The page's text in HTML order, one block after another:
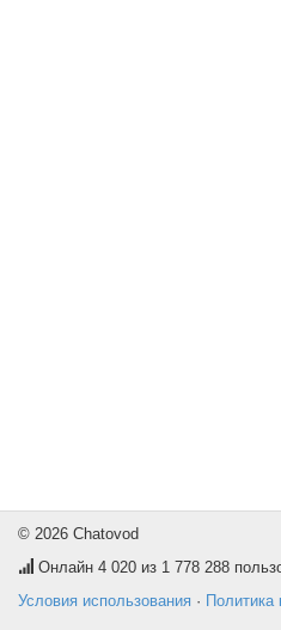
© 2026 Chatovod
Онлайн 4 020 из 1 778 288
Условия использования · Политика